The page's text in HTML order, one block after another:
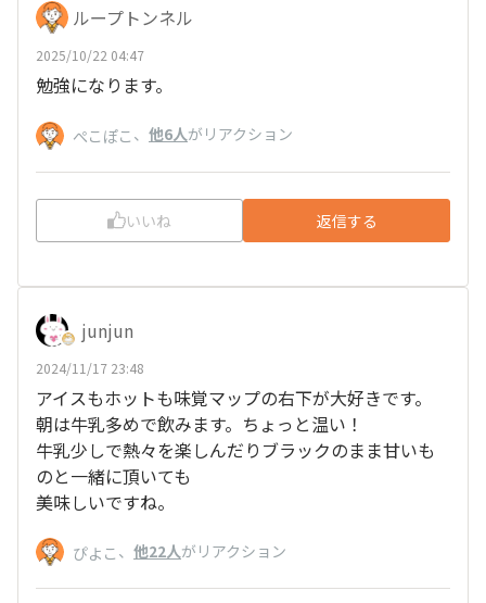
ループトンネル
2025/10/22 04:47
勉強になります。
ぺこぽこ 、 他6人がリアクション
いいね 返信する
junjun
2024/11/17 23:48
アイスもホットも味覚マップの右下が大好きです。
朝は牛乳多めで飲みます。ちょっと温い！
牛乳少しで熱々を楽しんだりブラックのまま甘いも
のと一緒に頂いても
美味しいですね。
ぴよこ 、 他22人がリアクション